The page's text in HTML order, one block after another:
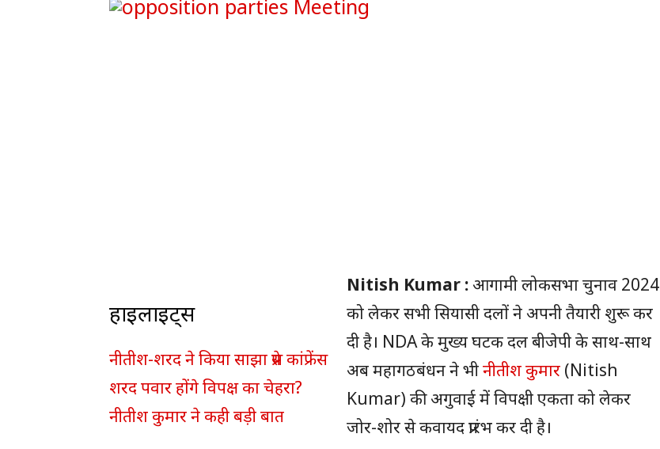
हाइलाइट्स
नीतीश-शरद ने किया साझा प्रेस कांफ्रेंस
शरद पवार होंगे विपक्ष का चेहरा?
नीतीश कुमार ने कही बड़ी बात
Nitish Kumar : आगामी लोकसभा चुनाव 2024
को लेकर सभी सियासी दलों ने अपनी तैयारी शुरू कर
दी है। NDA के मुख्य घटक दल बीजेपी के साथ-साथ
अब महागठबंधन ने भीनीतीश कुमार (Nitish
Kumar) की अगुवाई में विपक्षी एकता को लेकर
जोर-शोर से कवायद प्रारंभ कर दी है।